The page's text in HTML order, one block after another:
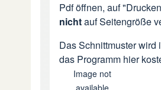
Pdf öffnen, auf
nichtauf Seitengröße
Das Schnittmuster
das Programm hier
Image not